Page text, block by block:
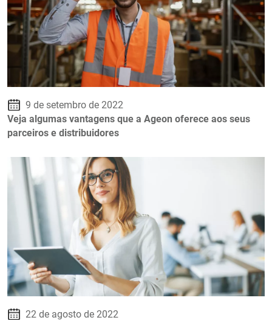
9 de setembro de 2022
Veja algumas vantagens que a Ageon oferece aos seus
parceiros e distribuidores
22 de agosto de 2022